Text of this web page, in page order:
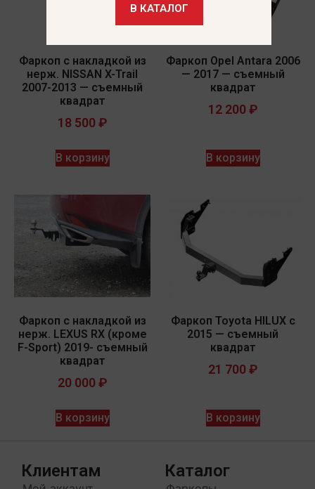
Фаркоп с накладкой из
нерж. NISSAN X-Trail
2007-2013 — съемный
квадрат
18 500 ₽
В корзину
Фаркоп Opel Antara 2006
— 2017 — съемный
квадрат
12 200 ₽
В корзину
Фаркоп с накладкой из
нерж. LEXUS RX (кроме
F-Sport) 2019- съемный
квадрат
20 000 ₽
В корзину
Фаркоп Toyota HILUX с
2015 — съемный
квадрат
21 700 ₽
В корзину
Клиентам Каталог
В КАТАЛОГ